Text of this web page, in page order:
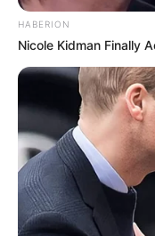
HABERION
Nicole Kidman Finally